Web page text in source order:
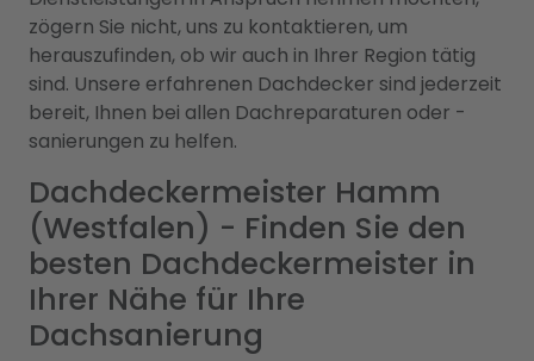
zögern Sie nicht, uns zu kontaktieren, um
herauszufinden, ob wir auch in Ihrer Region tätig
sind. Unsere erfahrenen Dachdecker sind jederzeit
bereit, Ihnen bei allen Dachreparaturen oder -
sanierungen zu helfen.
Dachdeckermeister Hamm
(Westfalen) - Finden Sie den
besten Dachdeckermeister in
Ihrer Nähe für Ihre
Dachsanierung